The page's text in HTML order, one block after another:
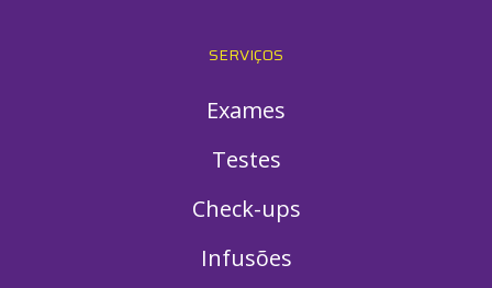
SERVIÇOS
Exames
Testes
Check-ups
Infusões